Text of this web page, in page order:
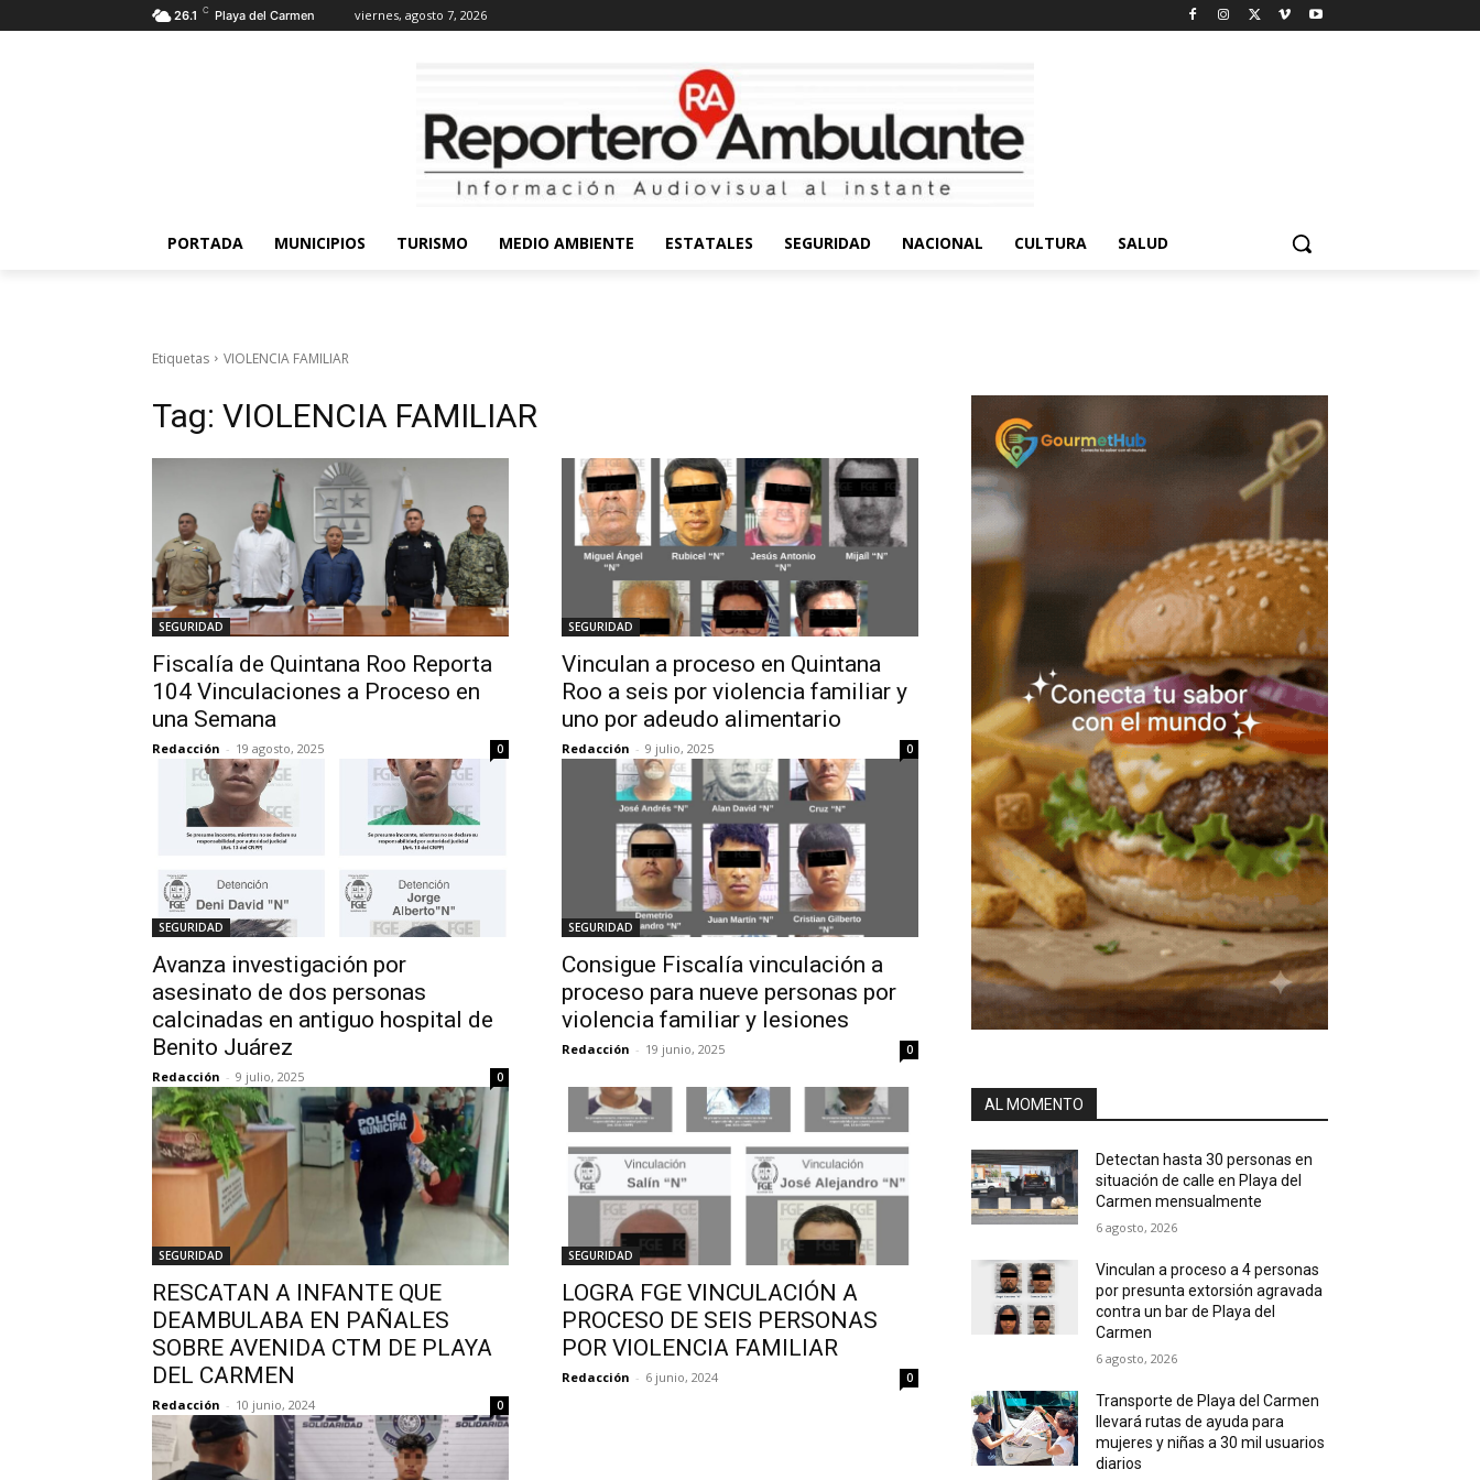
26.1 C Playa del Carmen viernes, agosto 7, 2026
PORTADA MUNICIPIOS TURISMO MEDIO AMBIENTE ESTATALES SEGURIDAD NACIONAL CULTURA SALUD
Etiquetas VIOLENCIA FAMILIAR
Tag: VIOLENCIA FAMILIAR
SEGURIDAD
Fiscalía de Quintana Roo Reporta
104 Vinculaciones a Proceso en
una Semana
Redacción - 19 agosto, 2025 0
SEGURIDAD
Vinculan a proceso en Quintana
Roo a seis por violencia familiar y
uno por adeudo alimentario
Redacción - 9 julio, 2025 0
SEGURIDAD
Avanza investigación por
asesinato de dos personas
calcinadas en antiguo hospital de
Benito Juárez
Redacción - 9 julio, 2025 0
SEGURIDAD
Consigue Fiscalía vinculación a
proceso para nueve personas por
violencia familiar y lesiones
Redacción - 19 junio, 2025 0
SEGURIDAD
RESCATAN A INFANTE QUE
DEAMBULABA EN PAÑALES
SOBRE AVENIDA CTM DE PLAYA
DEL CARMEN
Redacción - 10 junio, 2024 0
SEGURIDAD
LOGRA FGE VINCULACIÓN A
PROCESO DE SEIS PERSONAS
POR VIOLENCIA FAMILIAR
Redacción - 6 junio, 2024 0
AL MOMENTO
Detectan hasta 30 personas en
situación de calle en Playa del
Carmen mensualmente
6 agosto, 2026
Vinculan a proceso a 4 personas
por presunta extorsión agravada
contra un bar de Playa del
Carmen
6 agosto, 2026
Transporte de Playa del Carmen
llevará rutas de ayuda para
mujeres y niñas a 30 mil usuarios
diarios